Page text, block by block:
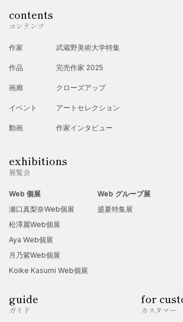
contents
コンテンツ
作家
作品
画廊
イベント
動画
武蔵野美術大学特集
完売作家 2025
クローズアップ
アートセレクション
作家インタビュー
exhibitions
展覧会
Web 個展
瀬口真梨奈Web個展
松澤麗Web個展
Aya Web個展
月乃紫Web個展
Koike Kasumi Web個展
Web グループ展
盛夏特集展
guide
ガイド
for
カスタマー